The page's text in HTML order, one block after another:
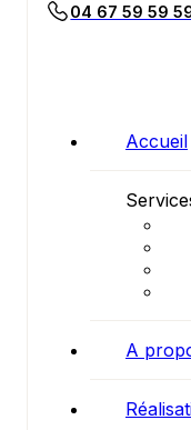
04 67 59 59
Accueil
A